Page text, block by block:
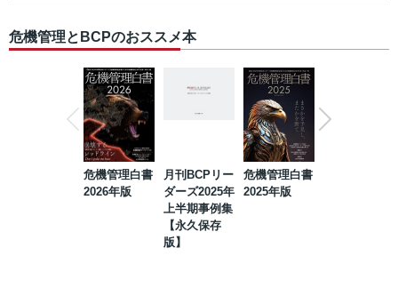
危機管理とBCPのおススメ本
危機管理白書
2026年版
月刊BCPリー
ダーズ2025年
上半期事例集
【永久保存
版】
危機管理白書
2025年版